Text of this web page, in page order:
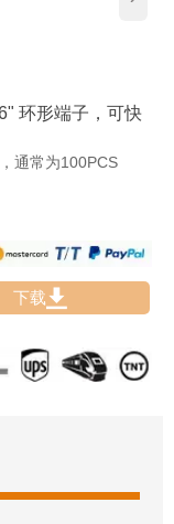
环形端子，可快
通常为100PCS
下载